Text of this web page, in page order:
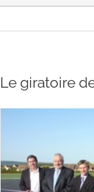
Le giratoire